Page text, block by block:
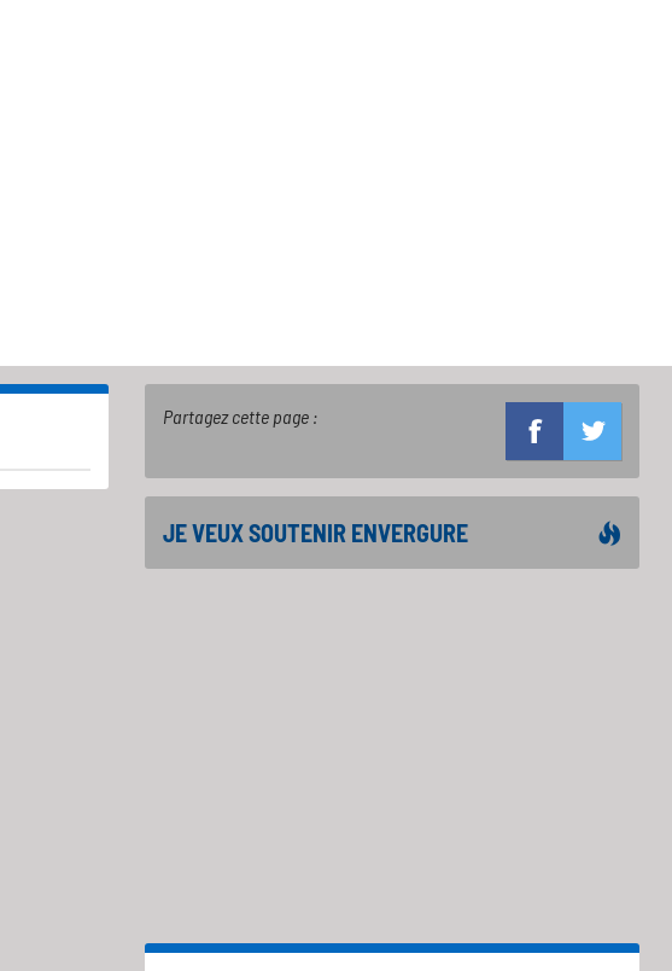
Partagez cette page :
JE VEUX SOUTENIR ENVERGURE